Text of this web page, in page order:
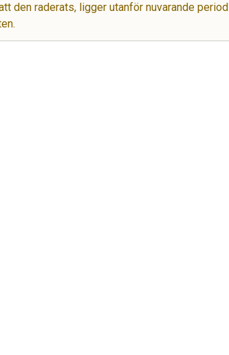
den raderats, ligger utanför nuvarande period